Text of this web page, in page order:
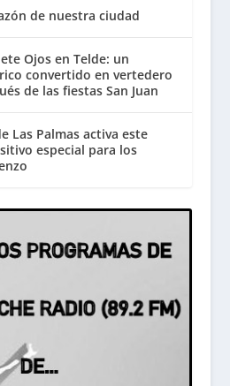
de nuestra ciudad
Ojos en Telde: un
convertido en vertedero
de las fiestas San Juan
Las Palmas activa este
especial para los